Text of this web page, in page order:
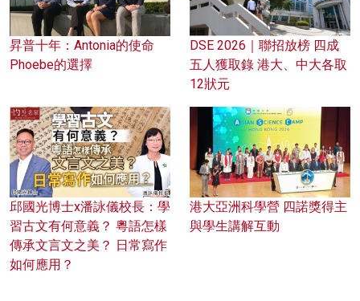
昇普十年：Antonia的使命
Phoebe的選擇
DSE 2026｜聯招放榜 四成
五人獲取錄 港大、中大各取
12狀元
邱國光博士x潘詠儀校長：學
習古文有何意義？ 粵語怎樣
傳承文言文之美？ 日常寫作
如何應用？
港大亞洲科學營 四諾獎得主
與學生講解互動